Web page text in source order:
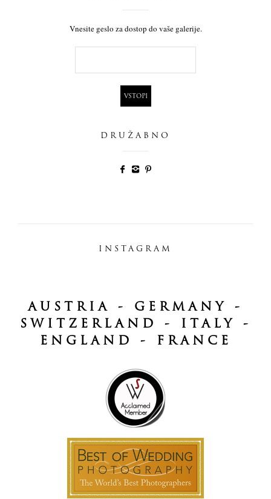
Vnesite geslo za dostop do vaše galerije.
DRUŽABNO
INSTAGRAM
AUSTRIA - GERMANY -
SWITZERLAND - ITALY -
ENGLAND - FRANCE